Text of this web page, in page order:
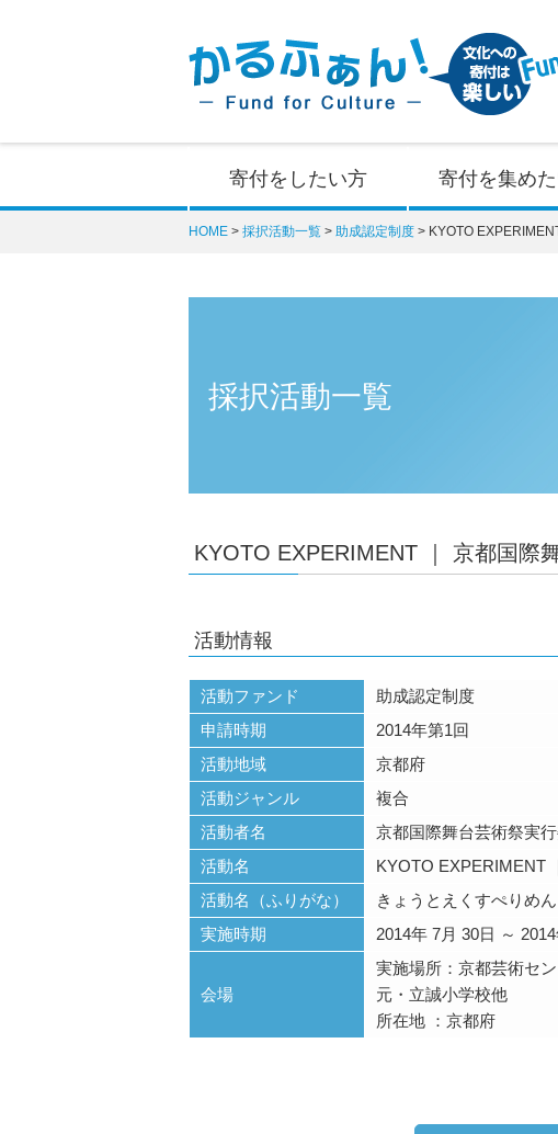
寄付をしたい方 寄付を集め
HOME 採択活動一覧 助成認定制度 KYOTO
採択活動一覧
KYOTO EXPERIMENT ｜ 京都国際
活動情報
活動ファンド
助成認定制度
申請時期
2014年第1回
活動地域
京都府
活動ジャンル
複合
活動者名
京都国際舞台芸術祭実
活動名
KYOTO EXPERIMENT
活動名（ふりがな）
きょうとえくすぺりめ
実施時期
2014年 7月 30日 ～
会場
実施場所：京都芸術セ
元・立誠小学校他
所在地 ：京都府